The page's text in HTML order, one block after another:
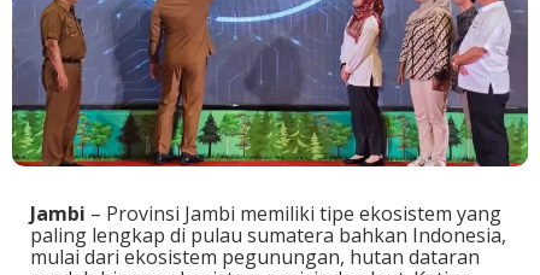
Jambi – Provinsi Jambi memiliki tipe ekosistem yang
paling lengkap di pulau sumatera bahkan Indonesia,
mulai dari ekosistem pegunungan, hutan dataran